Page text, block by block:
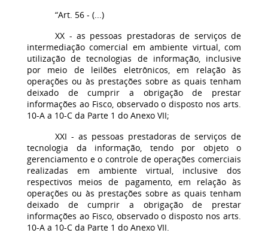
“Art. 56 - (...)
XX - as pessoas prestadoras de serviços de
intermediação comercial em ambiente virtual, com
utilização de tecnologias de informação, inclusive
por meio de leilões eletrônicos, em relação às
operações ou às prestações sobre as quais tenham
deixado de cumprir a obrigação de prestar
informações ao Fisco, observado o disposto nos arts.
10-A a 10-C da Parte 1 do Anexo VII;
XXI - as pessoas prestadoras de serviços de
tecnologia da informação, tendo por objeto o
gerenciamento e o controle de operações comerciais
realizadas em ambiente virtual, inclusive dos
respectivos meios de pagamento, em relação às
operações ou às prestações sobre as quais tenham
deixado de cumprir a obrigação de prestar
informações ao Fisco, observado o disposto nos arts.
10-A a 10-C da Parte 1 do Anexo VII.